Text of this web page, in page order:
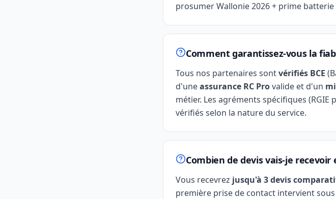
prosumer Wallonie 2026 + prime
Comment garantissez-vous la
Tous nos partenaires sontvérifiés BCE
d'uneassurance RC Provalide et d'un
métier. Les agréments spécifiques
vérifiés selon la nature du service.
Combien de devis vais-je recevoir
Vous recevrez jusqu'à 3 devis
première prise de contact intervient sous